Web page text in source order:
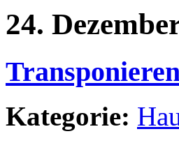
24.
Kategorie: